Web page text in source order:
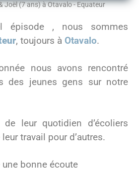
Joël (7 ans) à Otavalo - Equateur
épisode , nous sommes
, toujours à Otavalo.
nous avons rencontré
des jeunes gens sur notre
de leur quotidien d’écoliers
travail pour d’autres.
bonne écoute